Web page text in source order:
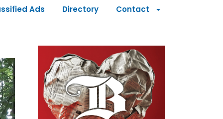
Ads Directory Contact